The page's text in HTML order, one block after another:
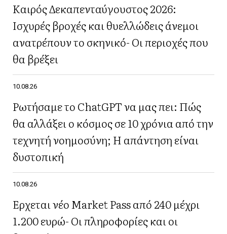
Καιρός Δεκαπενταύγουστος 2026:
Ισχυρές βροχές και θυελλώδεις άνεμοι
ανατρέπουν το σκηνικό- Οι περιοχές που
θα βρέξει
10.08.26
Ρωτήσαμε το ChatGPT να μας πει: Πώς
θα αλλάξει ο κόσμος σε 10 χρόνια από την
τεχνητή νοημοσύνη; Η απάντηση είναι
δυστοπική
10.08.26
Έρχεται νέο Market Pass από 240 μέχρι
1.200 ευρώ- Οι πληροφορίες και οι